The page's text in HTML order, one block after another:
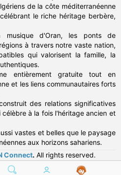
de la côte méditerranéenne
le riche héritage berbère,
d'Oran, les ponts de
à travers notre vaste nation,
qui valorisent la famille, la
entièrement gratuite tout en
et les liens communautaires forts
des relations significatives
à la fois l'héritage ancien et
vastes et belles que le paysage
aux horizons sahariens.
Connect. All rights reserved.